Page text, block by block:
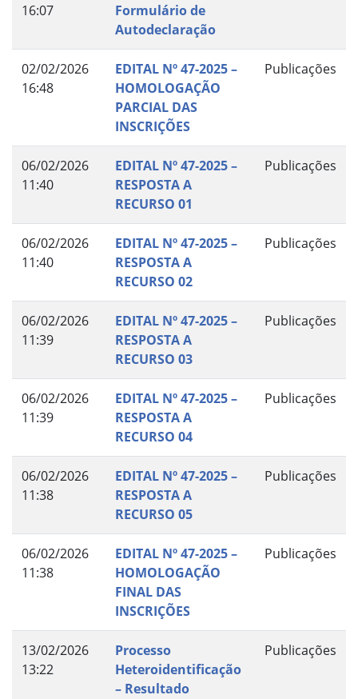
16:07
Formulário de
Autodeclaração
02/02/2026
16:48
EDITAL Nº 47-2025 –
HOMOLOGAÇÃO
PARCIAL DAS
INSCRIÇÕES
Publicações
06/02/2026
11:40
EDITAL Nº 47-2025 –
RESPOSTA A
RECURSO 01
Publicações
06/02/2026
11:40
EDITAL Nº 47-2025 –
RESPOSTA A
RECURSO 02
Publicações
06/02/2026
11:39
EDITAL Nº 47-2025 –
RESPOSTA A
RECURSO 03
Publicações
06/02/2026
11:39
EDITAL Nº 47-2025 –
RESPOSTA A
RECURSO 04
Publicações
06/02/2026
11:38
EDITAL Nº 47-2025 –
RESPOSTA A
RECURSO 05
Publicações
06/02/2026
11:38
EDITAL Nº 47-2025 –
HOMOLOGAÇÃO
FINAL DAS
INSCRIÇÕES
Publicações
13/02/2026
13:22
Processo
Heteroidentificação
– Resultado
Publicações